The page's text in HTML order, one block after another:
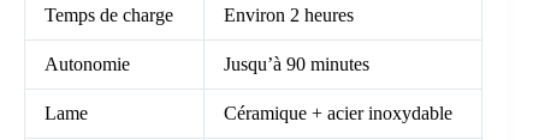
Temps de charge Environ 2 heures
Autonomie Jusqu’à 90 minutes
Lame Céramique + acier inoxydable